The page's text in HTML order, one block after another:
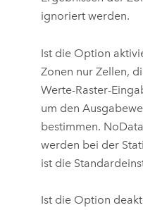
ignoriert werden.
Ist die Option
Zonen nur Zellen,
Werte-Raster-
um den
bestimmen.
werden bei der
ist die
Ist die Option